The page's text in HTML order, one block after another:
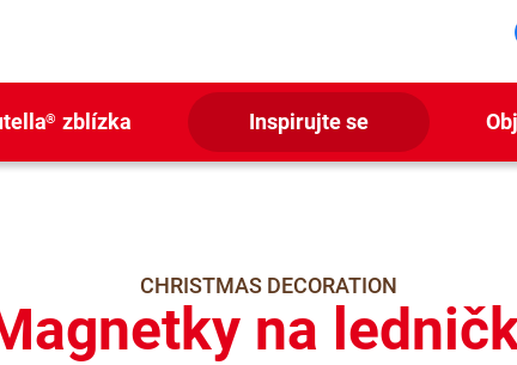
® zblízka Inspirujte se
CHRISTMAS DECORATION
na